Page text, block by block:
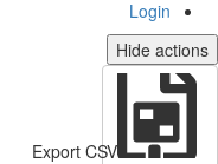
Login
Hide
Export CSV